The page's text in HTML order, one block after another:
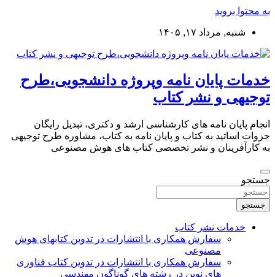
به محتوا بروید
شنبه, مرداد ۱۷, ۱۴۰۵
خدمات پایان نامه وپروژه دانشجویی،طرح
توجیهی و نشر کتاب
انجام پایان نامه های کارشناسی ارشد و دکتری، تبدیل رایگان
جزوات اساتید به کتاب و پایان نامه به کتاب، مشاوره طرح توجیهی
به کارآفرینان و نشر تخصصی کتاب های هوش مصنوعی
جستجو
جستجو
خدمات نشر کتاب
سفارش همکاری با انتشارات در تدوین کتابهای هوش
مصنوعی
سفارش همکاری با انتشارات در تدوین کتاب فناوری
های نوین در رشته های گوناگون مهندسی